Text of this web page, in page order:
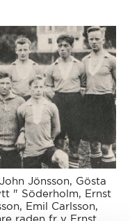
Jönsson, Gösta
" Söderholm, Ernst
Emil Carlsson,